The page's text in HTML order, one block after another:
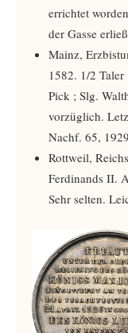
errichtet
der Gasse
Mainz,
1582. 1/2
Pick ­; Slg.
vorzüglich.
Nachf. 65,
Rottweil,
Ferdinands II.
Sehr selten.